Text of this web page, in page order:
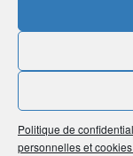
Politique de
personnelles et